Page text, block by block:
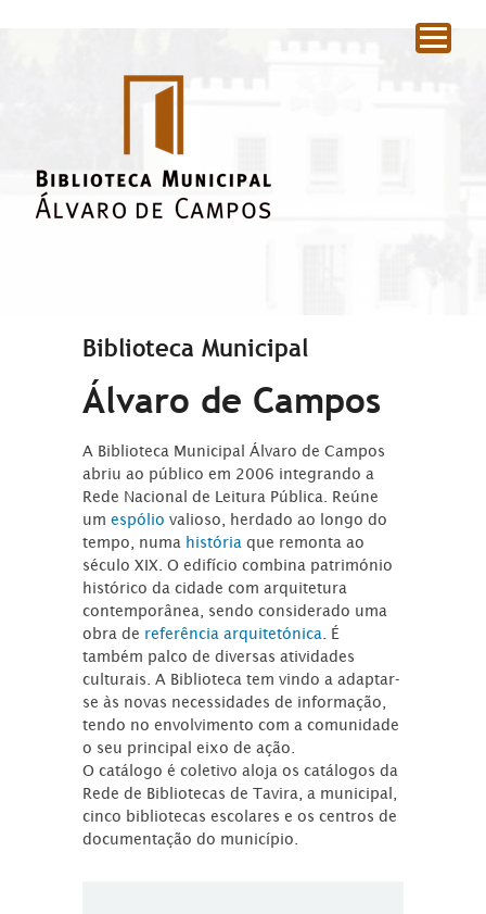
Biblioteca Municipal
Álvaro de Campos
A Biblioteca Municipal Álvaro de Campos
abriu ao público em 2006 integrando a
Rede Nacional de Leitura Pública. Reúne
umespóliovalioso, herdado ao longo do
tempo, numa história que remonta ao
século XIX. O edifício combina património
histórico da cidade com arquitetura
contemporânea, sendo considerado uma
obra de referência arquitetónica . É
também palco de diversas atividades
culturais. A Biblioteca tem vindo a adaptar-
se às novas necessidades de informação,
tendo no envolvimento com a comunidade
o seu principal eixo de ação.
O catálogo é coletivo aloja os catálogos da
Rede de Bibliotecas de Tavira, a municipal,
cinco bibliotecas escolares e os centros de
documentação do município.